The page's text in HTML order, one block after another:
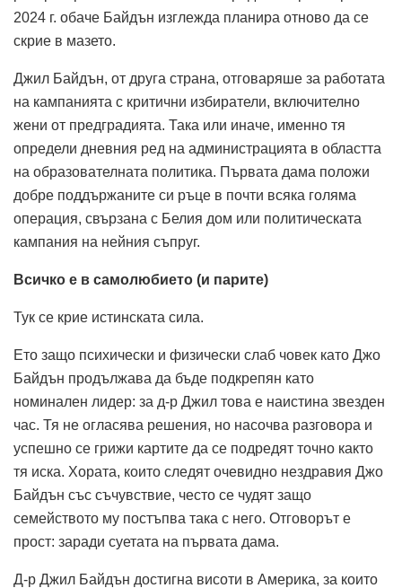
2024 г. обаче Байдън изглежда планира отново да се
скрие в мазето.
Джил Байдън, от друга страна, отговаряше за работата
на кампанията с критични избиратели, включително
жени от предградията. Така или иначе, именно тя
определи дневния ред на администрацията в областта
на образователната политика. Първата дама положи
добре поддържаните си ръце в почти всяка голяма
операция, свързана с Белия дом или политическата
кампания на нейния съпруг.
Всичко е в самолюбието (и парите)
Тук се крие истинската сила.
Ето защо психически и физически слаб човек като Джо
Байдън продължава да бъде подкрепян като
номинален лидер: за д-р Джил това е наистина звезден
час. Тя не огласява решения, но насочва разговора и
успешно се грижи картите да се подредят точно както
тя иска. Хората, които следят очевидно нездравия Джо
Байдън със съчувствие, често се чудят защо
семейството му постъпва така с него. Отговорът е
прост: заради суетата на първата дама.
Д-р Джил Байдън достигна висоти в Америка, за които